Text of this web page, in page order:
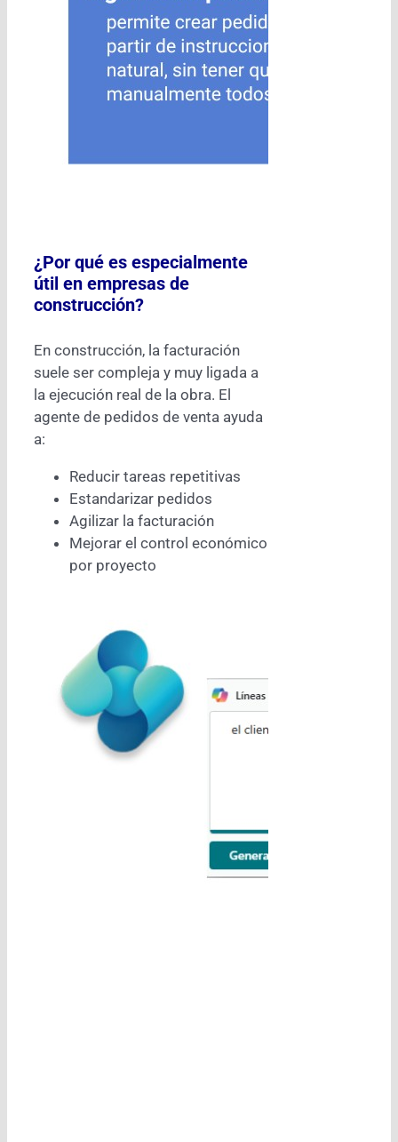
¿Por qué es especialmente
útil en empresas de
construcción?
En construcción, la facturación
suele ser compleja y muy ligada a
la ejecución real de la obra. El
agente de pedidos de venta ayuda
a:
Reducir tareas repetitivas
Estandarizar pedidos
Agilizar la facturación
Mejorar el control económico
por proyecto